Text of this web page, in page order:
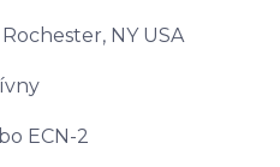
NY USA
ECN-2